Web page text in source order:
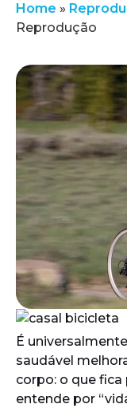
Home »
Reprodução
É
saudável
corpo: o que
entende por